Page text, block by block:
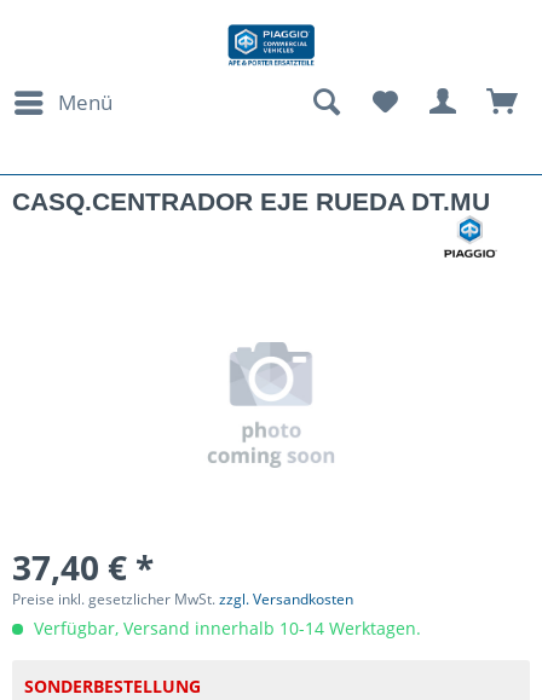
Menü
CASQ.CENTRADOR EJE RUEDA DT.MU
37,40 € *
Preise inkl. gesetzlicher MwSt.zzgl. Versandkosten
Verfügbar, Versand innerhalb 10-14 Werktagen.
SONDERBESTELLUNG